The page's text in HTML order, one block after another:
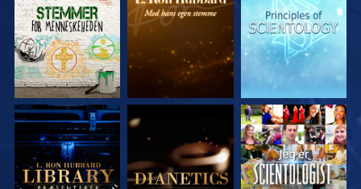
UDFORSK SERIEN UDFORSK SERIEN SE